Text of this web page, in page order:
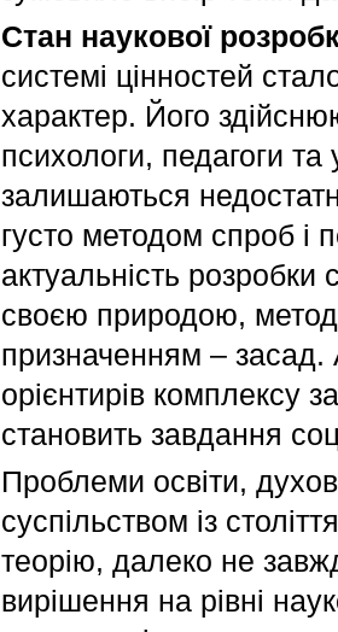
Стан наукової
системі цінностей
характер. Його
психологи, педагоги
залишаються
густо методом спроб і
актуальність розробки
своєю природою,
призначенням – засад.
орієнтирів комплексу
становить завдання
Проблеми освіти,
суспільством із
теорію, далеко не
вирішення на рівні